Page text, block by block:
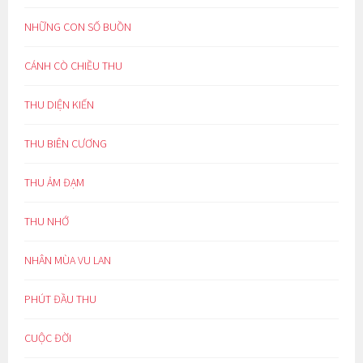
NHỮNG CON SỐ BUỒN
CÁNH CÒ CHIỀU THU
THU DIỆN KIẾN
THU BIÊN CƯƠNG
THU ẢM ĐẠM
THU NHỚ
NHÂN MÙA VU LAN
PHÚT ĐẦU THU
CUỘC ĐỜI